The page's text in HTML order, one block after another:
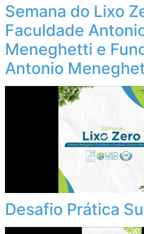
Semana do Lixo
Faculdade
Meneghetti e
Antonio
Desafio Prática